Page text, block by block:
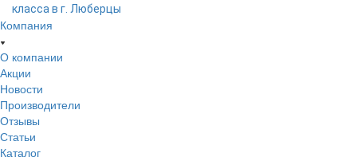
класса в г. Люберцы
Компания
О компании
Акции
Новости
Производители
Отзывы
Статьи
Каталог